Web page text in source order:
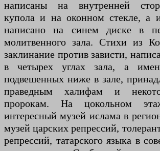
написаны на внутренней
купола и на оконном стекле, а
написано на синем диске в
молитвенного зала. Стихи из
заклинание против зависти,
в четырех углах зала, а
подвешенных ниже в зале,
праведным халифам и
пророкам. На цокольном
интересный музей ислама в
музей царских репрессий,
репрессий, татарского языка в